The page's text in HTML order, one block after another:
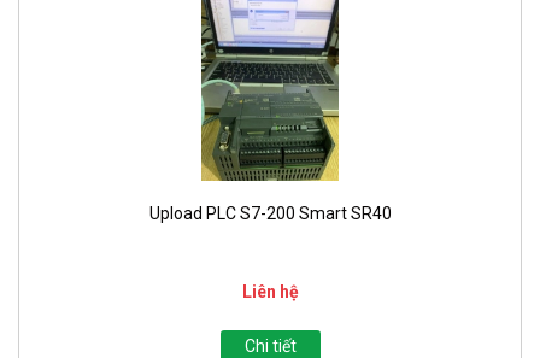
Upload PLC S7-200 Smart SR40
Liên hệ
Chi tiết